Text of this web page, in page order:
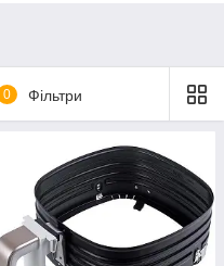
0 Фільтри